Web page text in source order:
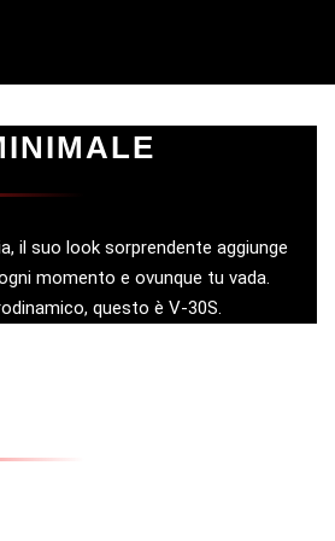
il suo look sorprendente aggiunge
momento e ovunque tu vada.
questo è V-30S.